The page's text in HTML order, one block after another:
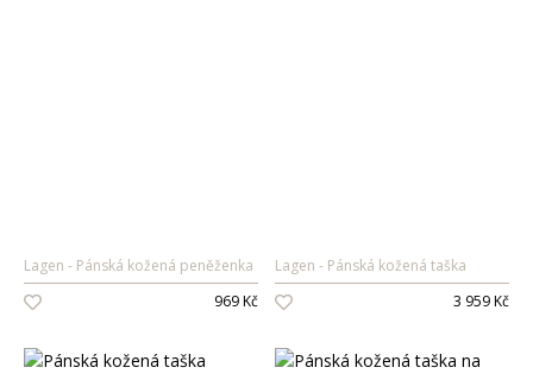
Lagen
Pánská kožená peněženka
969 Kč
Lagen
Pánská kožená taška
3 959 Kč